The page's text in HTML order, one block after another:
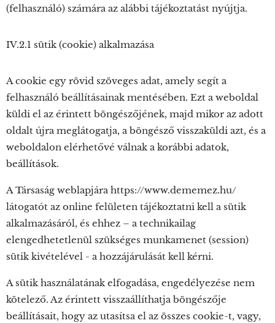
(felhasználó) számára az alábbi tájékoztatást nyújtja.
IV.2.1 sütik (cookie) alkalmazása
A cookie egy rövid szöveges adat, amely segít a
felhasználó beállításainak mentésében. Ezt a weboldal
küldi el az érintett böngészőjének, majd mikor az adott
oldalt újra meglátogatja, a böngésző visszaküldi azt, és a
weboldalon elérhetővé válnak a korábbi adatok,
beállítások.
A Társaság weblapjára https://www.dememez.hu/
látogatót az online felületen tájékoztatni kell a sütik
alkalmazásáról, és ehhez – a technikailag
elengedhetetlenül szükséges munkamenet (session)
sütik kivételével - a hozzájárulását kell kérni.
A sütik használatának elfogadása, engedélyezése nem
kötelező. Az érintett visszaállíthatja böngészője
beállításait, hogy az utasítsa el az összes cookie-t, vagy,